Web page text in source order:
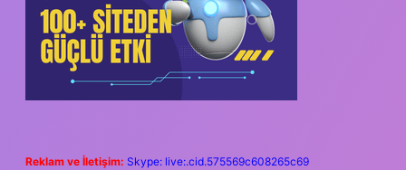
Reklam ve İletişim: Skype: live:.cid.575569c608265c69